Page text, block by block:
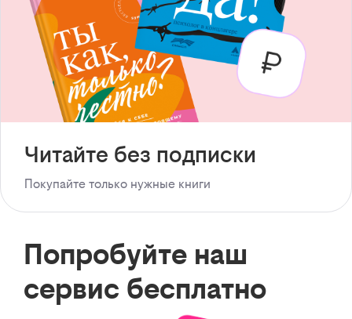
Читайте без подписки
Покупайте только нужные книги
Попробуйте наш
сервис бесплатно